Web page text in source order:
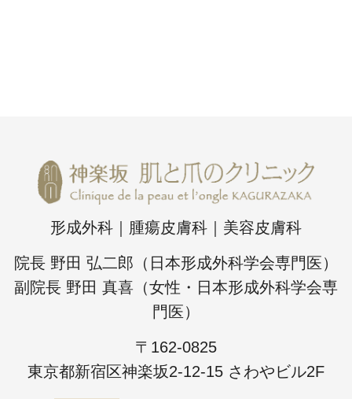
形成外科｜腫瘍皮膚科｜美容皮膚科
院長 野田 弘二郎（日本形成外科学会専門医）
副院長 野田 真喜（女性・日本形成外科学会専
門医）
〒162-0825
東京都新宿区神楽坂2-12-15 さわやビル2F